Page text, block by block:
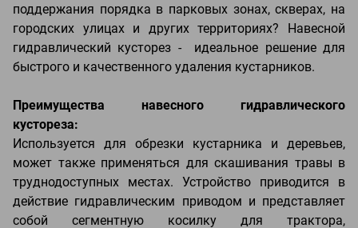
поддержания порядка в парковых зонах, скверах, на
городских улицах и других территориях? Навесной
гидравлический кусторез - идеальное решение для
быстрого и качественного удаления кустарников.
Преимущества навесного гидравлического
кустореза:
Используется для обрезки кустарника и деревьев,
может также применяться для скашивания травы в
труднодоступных местах. Устройство приводится в
действие гидравлическим приводом и представляет
собой сегментную косилку для трактора,